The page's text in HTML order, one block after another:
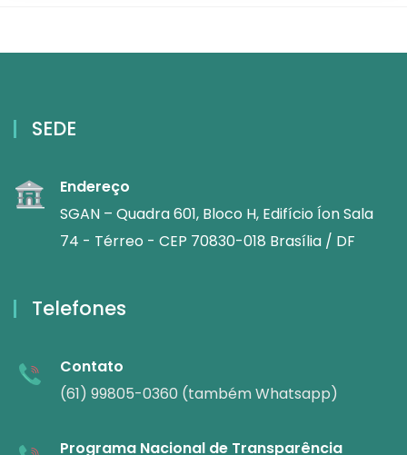
SEDE
Endereço
SGAN – Quadra 601, Bloco H, Edifício Íon Sala
74 - Térreo - CEP 70830-018 Brasília / DF
Telefones
Contato
(61) 99805-0360 (também Whatsapp)
Programa Nacional de Transparência